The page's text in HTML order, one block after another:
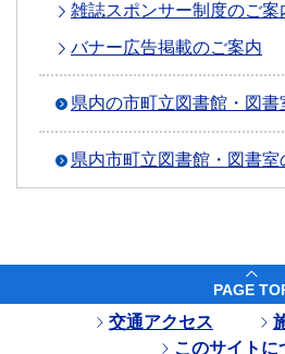
雑誌スポンサー制度のご案
バナー広告掲載のご案内
県内の市町立図書館・図書
県内市町立図書館・図書室
PAGE
交通アクセス
このサイトに